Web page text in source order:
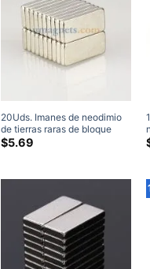
20Uds. Imanes de neodimio
de tierras raras de bloque
fuerte de grado N35 de 15mm
x 5mm x 2mm
$5.69